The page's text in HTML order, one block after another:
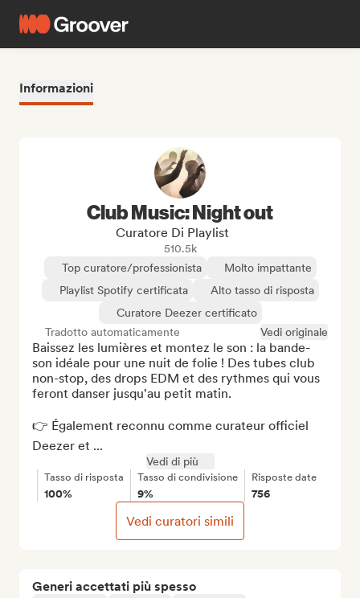
Informazioni
Generi accettati più spesso
Club Music: Night out
Curatore Di Playlist
510.5k
Top curatore/professionista
Molto impattante
Playlist Spotify certificata
Alto tasso di risposta
Curatore Deezer certificato
Tradotto automaticamente
Vedi originale
Baissez les lumières et montez le son : la bande-
son idéale pour une nuit de folie ! Des tubes club
non-stop, des drops EDM et des rythmes qui vous
feront danser jusqu'au petit matin.
👉 Également reconnu comme curateur officiel
Deezer et ...
Vedi di più
Tasso di risposta
100%
Tasso di condivisione
9%
Risposte date
756
Vedi curatori simili